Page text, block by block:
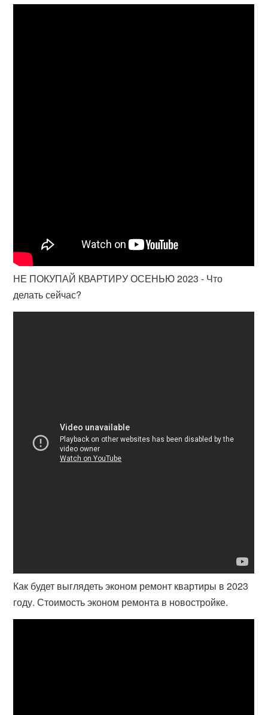
НЕ ПОКУПАЙ КВАРТИРУ ОСЕНЬЮ 2023 - Что
делать сейчас?
Как будет выглядеть эконом ремонт квартиры в 2023
году. Стоимость эконом ремонта в новостройке.